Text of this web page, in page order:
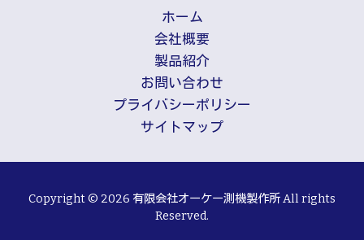
ホーム
会社概要
製品紹介
お問い合わせ
プライバシーポリシー
サイトマップ
Copyright © 2026 有限会社オーケー測機製作所 All rights
Reserved.